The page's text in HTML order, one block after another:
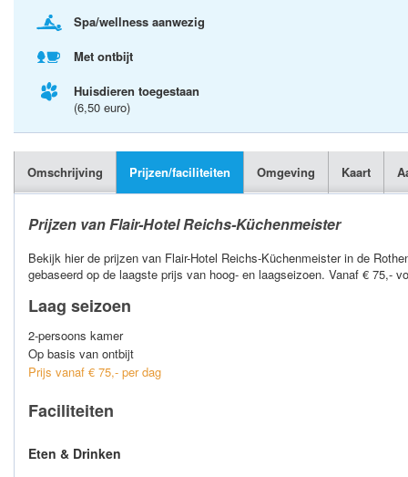
Spa/wellness aanwezig
Met ontbijt
Huisdieren toegestaan
(6,50 euro)
Omschrijving Prijzen/faciliteiten Omgeving Kaart
Prijzen van Flair-Hotel Reichs-Küchenmeister
Bekijk hier de prijzen van Flair-Hotel Reichs-Küchenmeister in de
gebaseerd op de laagste prijs van hoog- en laagseizoen. Vanaf € 75,-
Laag seizoen
2-persoons kamer
Op basis van ontbijt
Prijs vanaf € 75,- per dag
Faciliteiten
Eten & Drinken